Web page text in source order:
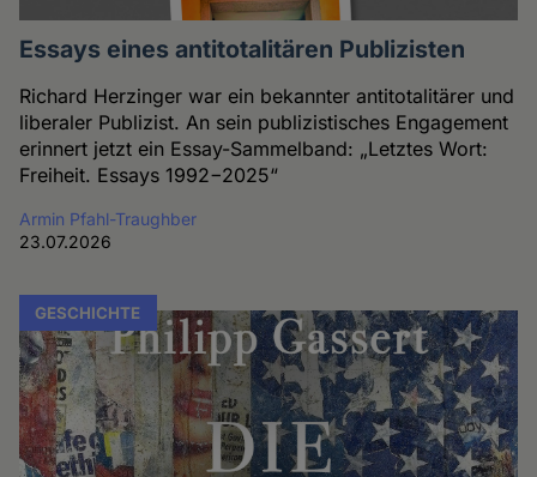
Essays eines antitotalitären Publizisten
Richard Herzinger war ein bekannter antitotalitärer und
liberaler Publizist. An sein publizistisches Engagement
erinnert jetzt ein Essay-Sammelband: „Letztes Wort:
Freiheit. Essays 1992−2025“
Armin Pfahl-Traughber
23.07.2026
GESCHICHTE